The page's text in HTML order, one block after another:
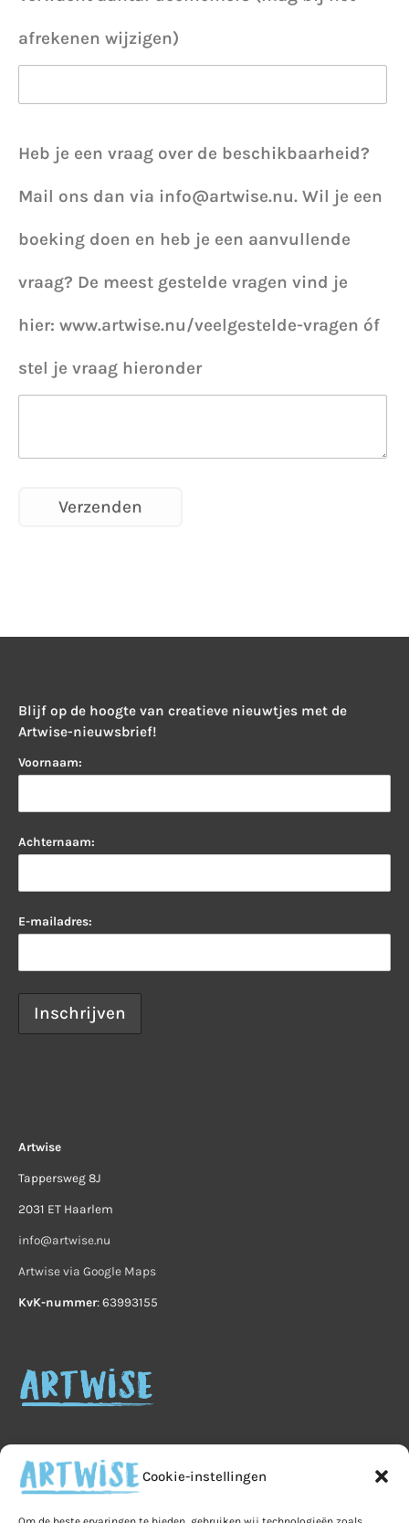
Cookie-instellingen
afrekenen wijzigen)
Heb je een vraag over de beschikbaarheid?
Mail ons dan via info@artwise.nu. Wil je een
boeking doen en heb je een aanvullende
vraag? De meest gestelde vragen vind je
hier: www.artwise.nu/veelgestelde-vragen óf
stel je vraag hieronder
Blijf op de hoogte van creatieve nieuwtjes met de
Artwise-nieuwsbrief!
Voornaam:
Achternaam:
E-mailadres:
Artwise
Tappersweg 8J
2031 ET Haarlem
info@artwise.nu
Artwise via Google Maps
KvK-nummer: 63993155